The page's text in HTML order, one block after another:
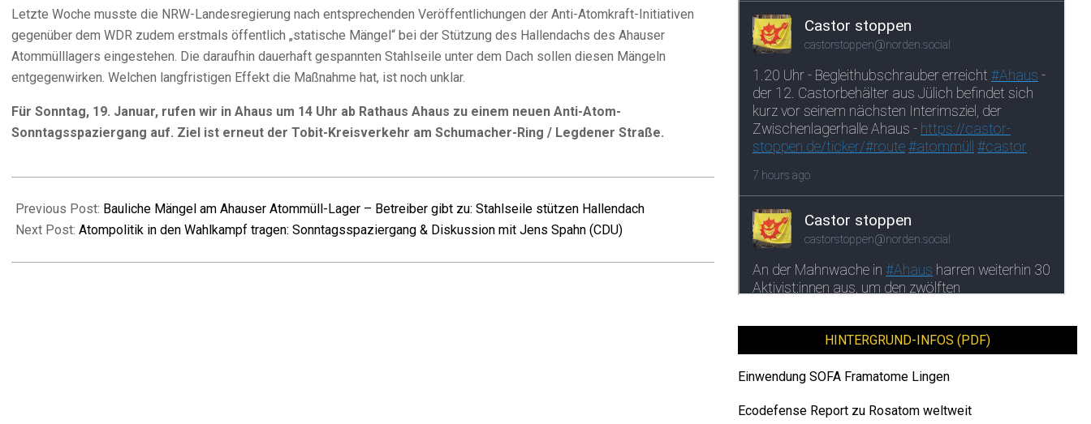
Letzte Woche musste die NRW-Landesregierung nach entsprechenden Veröffentlichungen der Anti-Atomkraft-Initiativen
gegenüber dem WDR zudem erstmals öffentlich „statische Mängel“ bei der Stützung des Hallendachs des Ahauser
Atommülllagers eingestehen. Die daraufhin dauerhaft gespannten Stahlseile unter dem Dach sollen diesen Mängeln
entgegenwirken. Welchen langfristigen Effekt die Maßnahme hat, ist noch unklar.
Für Sonntag, 19. Januar, rufen wir in Ahaus um 14 Uhr ab Rathaus Ahaus zu einem neuen Anti-Atom-
Sonntagsspaziergang auf. Ziel ist erneut der Tobit-Kreisverkehr am Schumacher-Ring / Legdener Straße.
01-
13
Previous Post: Bauliche Mängel am Ahauser Atommüll-Lager – Betreiber gibt zu: Stahlseile stützen Hallendach
Next Post: Atompolitik in den Wahlkampf tragen: Sonntagsspaziergang & Diskussion mit Jens Spahn (CDU)
HINTERGRUND-INFOS (PDF)
Einwendung SOFA Framatome Lingen
Ecodefense Report zu Rosatom weltweit